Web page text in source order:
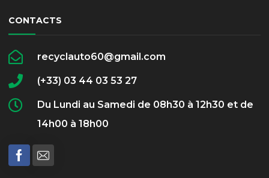
CONTACTS
recyclauto60@gmail.com
(+33) 03 44 03 53 27
Du Lundi au Samedi de 08h30 à 12h30 et de
14h00 à 18h00